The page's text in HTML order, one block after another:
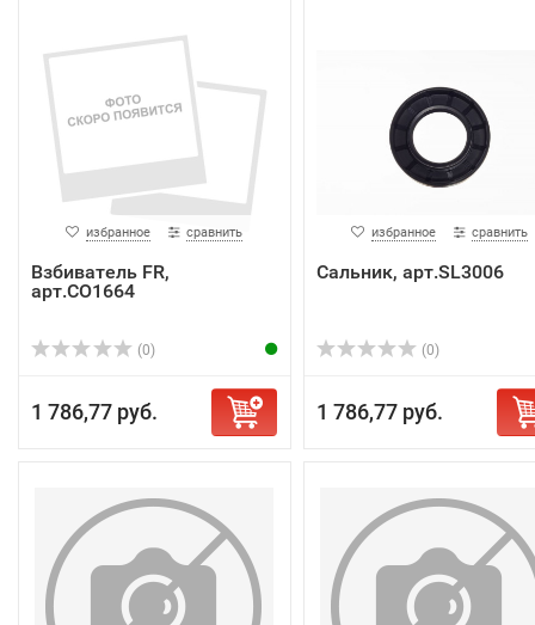
избранное сравнить
Взбиватель FR,
арт.CO1664
(0)
1 786,77 руб.
избранное сравнить
Сальник, арт.SL3006
(0)
1 786,77 руб.